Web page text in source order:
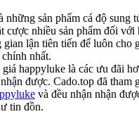
những sản phẩm cá độ sung
cược nhiều sản phẩm đối với
gian lận tiên tiến để luôn cho
nhất.
happyluke là các ưu đãi
được. Cado.top đã tham
và đều nhận nhận
tin đồn.